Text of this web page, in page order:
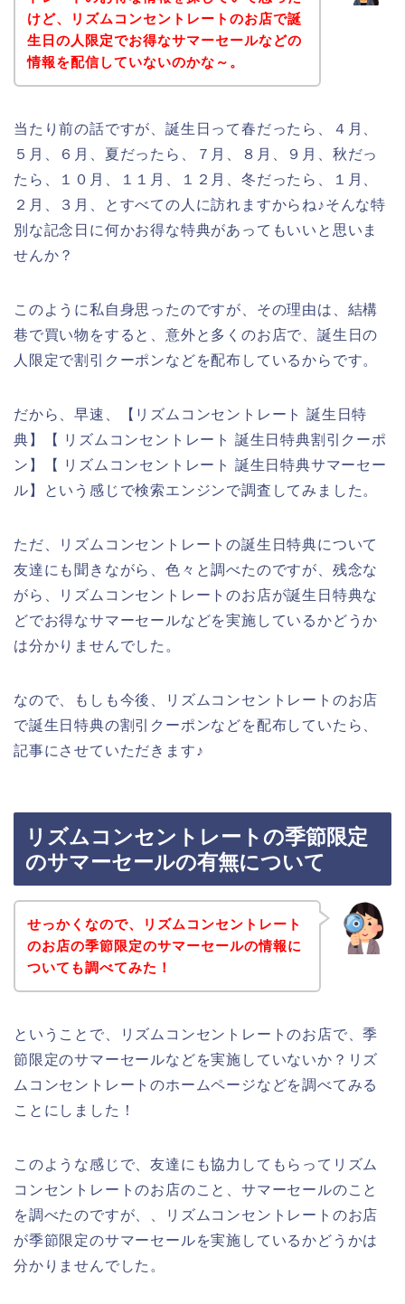
けど、リズムコンセントレートのお店で誕
生日の人限定でお得なサマーセールなどの
情報を配信していないのかな～。
当たり前の話ですが、誕生日って春だったら、４月、
５月、６月、夏だったら、７月、８月、９月、秋だっ
たら、１０月、１１月、１２月、冬だったら、１月、
２月、３月、とすべての人に訪れますからね♪そんな特
別な記念日に何かお得な特典があってもいいと思いま
せんか？
このように私自身思ったのですが、その理由は、結構
巷で買い物をすると、意外と多くのお店で、誕生日の
人限定で割引クーポンなどを配布しているからです。
だから、早速、【リズムコンセントレート 誕生日特
典】【 リズムコンセントレート 誕生日特典割引クーポ
ン】【 リズムコンセントレート 誕生日特典サマーセー
ル】という感じで検索エンジンで調査してみました。
ただ、リズムコンセントレートの誕生日特典について
友達にも聞きながら、色々と調べたのですが、残念な
がら、リズムコンセントレートのお店が誕生日特典な
どでお得なサマーセールなどを実施しているかどうか
は分かりませんでした。
なので、もしも今後、リズムコンセントレートのお店
で誕生日特典の割引クーポンなどを配布していたら、
記事にさせていただきます♪
リズムコンセントレートの季節限定
のサマーセールの有無について
せっかくなので、リズムコンセントレート
のお店の季節限定のサマーセールの情報に
ついても調べてみた！
ということで、リズムコンセントレートのお店で、季
節限定のサマーセールなどを実施していないか？リズ
ムコンセントレートのホームページなどを調べてみる
ことにしました！
このような感じで、友達にも協力してもらってリズム
コンセントレートのお店のこと、サマーセールのこと
を調べたのですが、、リズムコンセントレートのお店
が季節限定のサマーセールを実施しているかどうかは
分かりませんでした。